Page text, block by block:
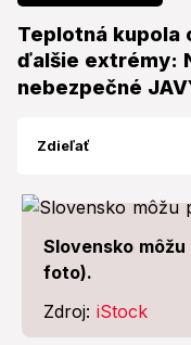
Teplotná kupola
ďalšie extrémy:
nebezpečné
Zdieľať
Slovensko
foto).
Zdroj: iStock